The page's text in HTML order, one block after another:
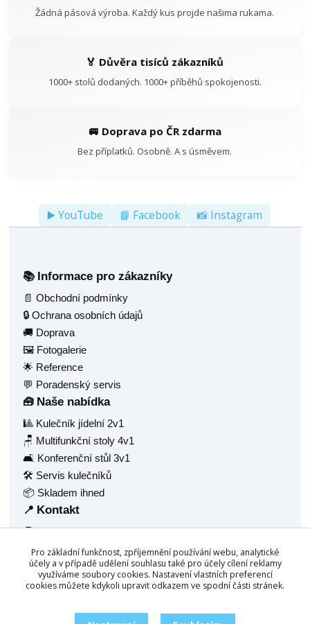
Žádná pásová výroba. Každý kus projde našima rukama.
🏅 Důvěra tisíců zákazníků
1000+ stolů dodaných. 1000+ příběhů spokojenosti.
🚐 Doprava po ČR zdarma
Bez příplatků. Osobně. A s úsměvem.
▶️ YouTube 📘 Facebook 📸 Instagram
📚 Informace pro zákazníky
📄 Obchodní podmínky
🔒 Ochrana osobních údajů
🚚 Doprava
🖼️ Fotogalerie
🌟 Reference
💬 Poradenský servis
🧰 Naše nabídka
🎱 Kulečník jídelní 2v1
🪑 Multifunkční stoly 4v1
🛋️ Konferenční stůl 3v1
🛠️ Servis kulečníků
📦 Skladem ihned
📍 Kontakt
🧑‍💼 Radek Balaš
🏠 Hlavní 1377
🏙️ Frýdlant nad Ostravicí, 73911
🆔 IČ: 68940688
☎️+420 777 158 532
Pro základní funkčnost, zpříjemnění používání webu, analytické
účely a v případě udělení souhlasu také pro účely cílení reklamy
využíváme soubory cookies. Nastavení vlastních preferencí
cookies můžete kdykoli upravit odkazem ve spodní části stránek.